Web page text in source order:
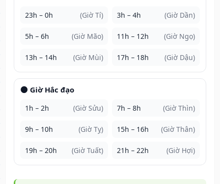
23h – 0h (Giờ Tí) 3h – 4h (Giờ Dần)
5h – 6h (Giờ Mão) 11h – 12h (Giờ Ngọ)
13h – 14h (Giờ Mùi) 17h – 18h (Giờ Dậu)
🌑 Giờ Hắc đạo
1h – 2h (Giờ Sửu) 7h – 8h (Giờ Thìn)
9h – 10h (Giờ Tỵ) 15h – 16h (Giờ Thân)
19h – 20h (Giờ Tuất) 21h – 22h (Giờ Hợi)